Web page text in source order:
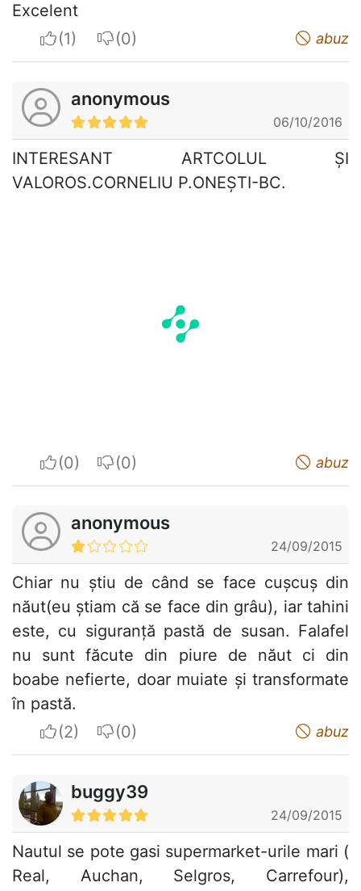
Excelent
I apreciateI do not appreciate abuz
anonymous
06/10/2016
INTERESANT ARTCOLUL ȘI
VALOROS.CORNELIU P.ONEȘTI-BC.
I apreciateI do not appreciate abuz
anonymous
24/09/2015
Chiar nu știu de când se face cușcuș din
năut(eu știam că se face din grâu), iar tahini
este, cu siguranță pastă de susan. Falafel
nu sunt făcute din piure de năut ci din
boabe nefierte, doar muiate și transformate
în pastă.
I apreciateI do not appreciate abuz
buggy39
24/09/2015
Nautul se pote gasi supermarket-urile mari (
Real, Auchan, Selgros, Carrefour),